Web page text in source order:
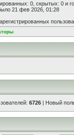
0, скрытых: 0 и
21 фев 2026, 01:28
6726 | Новый